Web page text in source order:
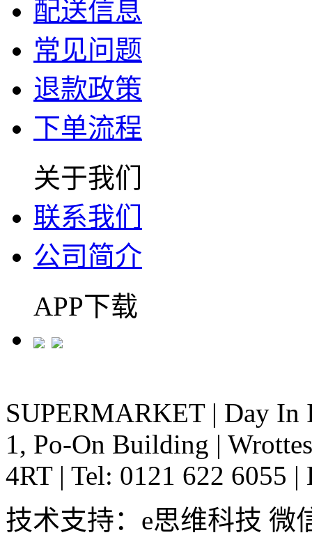
配送信息
常见问题
退款政策
下单流程
关于我们
联系我们
公司简介
APP下载
SUPERMARKET | Day In
1, Po-On Building |
4RT | Tel: 0121 622 6055 |
技术支持：e思维科技 微